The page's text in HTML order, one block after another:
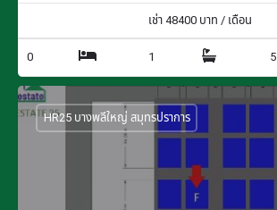
เช่า48400 บาท / เดือน
0 1 5
HR25 บางพลีใหญ่ สมุทรปราการ